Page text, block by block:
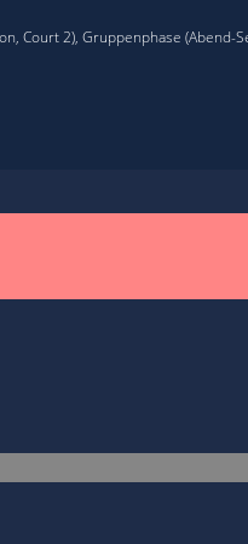
Court 2), Gruppenphase (Abend-